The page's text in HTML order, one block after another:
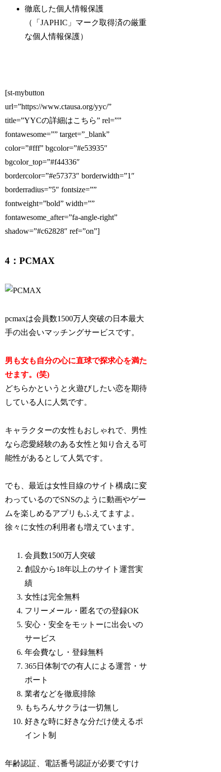
徹底した個人情報保護
（「JAPHIC」マーク取得済の厳重
な個人情報保護）
[st-mybutton
url=”https://www.ctausa.org/yyc/”
title=”YYCの詳細はこちら” rel=””
fontawesome=”” target=”_blank”
color=”#fff” bgcolor=”#e53935″
bgcolor_top=”#f44336″
bordercolor=”#e57373″ borderwidth=”1″
borderradius=”5″ fontsize=””
fontweight=”bold” width=””
fontawesome_after=”fa-angle-right”
shadow=”#c62828″ ref=”on”]
4：PCMAX
pcmaxは会員数1500万人突破の日本最大
手の出会いマッチングサービスです。
男も女も自分の心に直球で探求心を満た
せます。(笑)
どちらかというと火遊びしたい恋を期待
している人に人気です。
キャラクターの女性もおしゃれで、男性
なら恋愛経験のある女性と知り合える可
能性があるとして人気です。
でも、最近は女性目線のサイト構成に変
わっているのでSNSのように動画やゲー
ムを楽しめるアプリもふえてますよ。
徐々に女性の利用者も増えています。
会員数1500万人突破
創設から18年以上のサイト運営実
績
女性は完全無料
フリーメール・匿名での登録OK
安心・安全をモットーに出会いの
サービス
年会費なし・登録無料
365日体制での有人による運営・サ
ポート
業者などを徹底排除
もちろんサクラは一切無し
好きな時に好きな分だけ使えるポ
イント制
年齢認証、電話番号認証が必要ですけ